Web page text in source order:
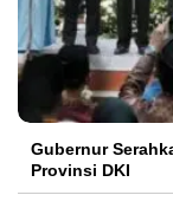
Gubernur
Provinsi DKI